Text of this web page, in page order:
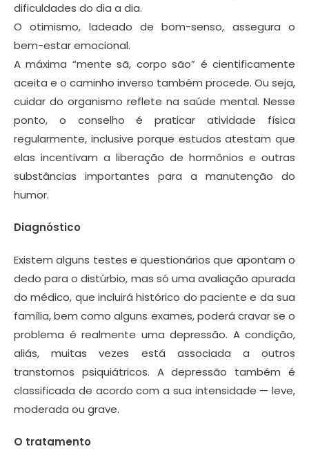
dificuldades do dia a dia.
O otimismo, ladeado de bom-senso, assegura o
bem-estar emocional.
A máxima “mente sã, corpo são” é cientificamente
aceita e o caminho inverso também procede. Ou seja,
cuidar do organismo reflete na saúde mental. Nesse
ponto, o conselho é praticar atividade física
regularmente, inclusive porque estudos atestam que
elas incentivam a liberação de hormônios e outras
substâncias importantes para a manutenção do
humor.
Diagnóstico
Existem alguns testes e questionários que apontam o
dedo para o distúrbio, mas só uma avaliação apurada
do médico, que incluirá histórico do paciente e da sua
família, bem como alguns exames, poderá cravar se o
problema é realmente uma depressão. A condição,
aliás, muitas vezes está associada a outros
transtornos psiquiátricos. A depressão também é
classificada de acordo com a sua intensidade — leve,
moderada ou grave.
O tratamento